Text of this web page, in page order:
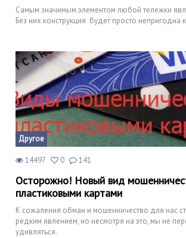
Самым значимым элементом любой тележки
Без них конструкция будет просто непригодна
Другое
14497 0 141
Осторожно! Новый вид
пластиковыми картами
К сожаления обман и мошенничество для нас
редким явлением, но несмотря на это, мы не
удивляться.